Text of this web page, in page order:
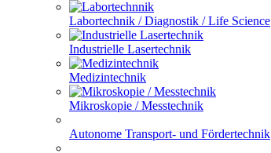
Labortechnik / Diagnostik / Life Science
Industrielle Lasertechnik
Medizintechnik
Mikroskopie / Messtechnik
Autonome Transport- und Fördertechnik